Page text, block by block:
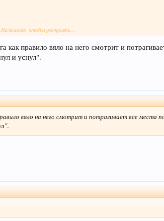
хоккей
Нажмите, чтобы раскрыть...
как правило вяло на него смотрит и
и уснул".
вяло на него смотрит и потрагивает все места